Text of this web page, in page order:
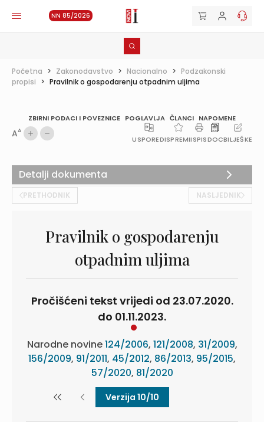
NN 85/2026
Početna > Zakonodavstvo > Nacionalno > Podzakonski
propisi > Pravilnik o gospodarenju otpadnim uljima
ZBIRNI PODACI I POVEZNICE POGLAVLJA ČLANCI NAPOMENE
AA
USPOREDISPREMIISPISDOCBILJEŠKE
PRETHODNIK NASLJEDNIK
Pravilnik o gospodarenju
otpadnim uljima
Pročišćeni tekst vrijedi od 23.07.2020.
do 01.11.2023.
Narodne novine124/2006, 121/2008, 31/2009,
156/2009, 91/2011, 45/2012, 86/2013, 95/2015,
57/2020, 81/2020
Verzija 10/10
Detalji dokumenta